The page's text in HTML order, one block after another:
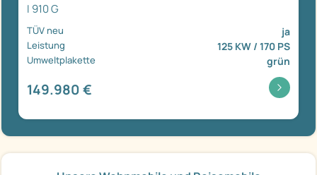
I 910 G
TÜV neu ja
Leistung 125 KW / 170 PS
Umweltplakette grün
149.980 €